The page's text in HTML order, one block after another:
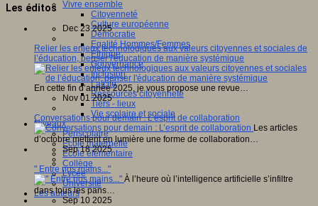
Vivre ensemble
Citoyenneté
Culture européenne
Démocratie
Egalité Hommes/Femmes
Ethique
Gouvernance
Inclusion
Laïcité
Ressources citoyenneté
Tiers - lieux
Vie scolaire et sociale
Niveaux
Périscolaire
Ecole maternelle
Ecole élémentaire
Collège
Lycée
Université
Les auteurs
Les éditos
Dec 23 2025
Relier les enjeux technologiques aux valeurs citoyennes et sociales de
l’éducation, penser l'éducation de manière systémique
En cette fin d’année 2025, je vous propose une revue…
Nov 01 2025
Conversations pour demain : L’esprit de collaboration
Les articles
d’octobre mettent en lumière une forme de collaboration…
Sep 18 2025
" Entre nos mains..."
À l’heure où l’intelligence artificielle s’infiltre
dans tous les pans…
Sep 10 2025